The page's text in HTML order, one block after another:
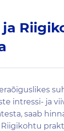
ja
intressi- ja
saab
Riigikohtu